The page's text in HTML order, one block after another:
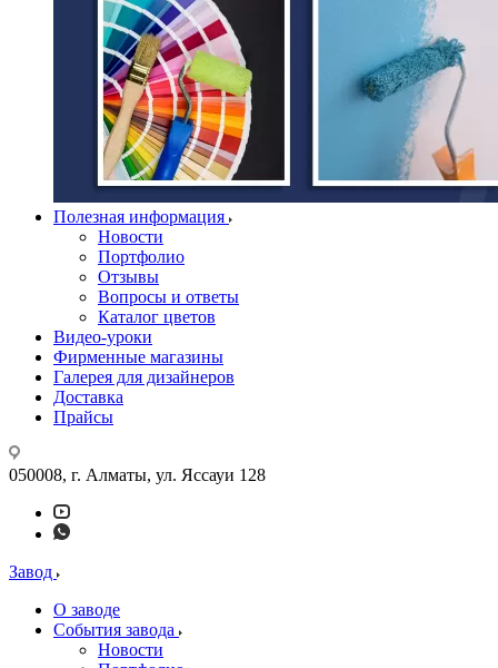
Полезная информация
Новости
Портфолио
Отзывы
Вопросы и ответы
Каталог цветов
Видео-уроки
Фирменные магазины
Галерея для дизайнеров
Доставка
Прайсы
050008, г. Алматы, ул. Яссауи 128
Завод
О заводе
События завода
Новости